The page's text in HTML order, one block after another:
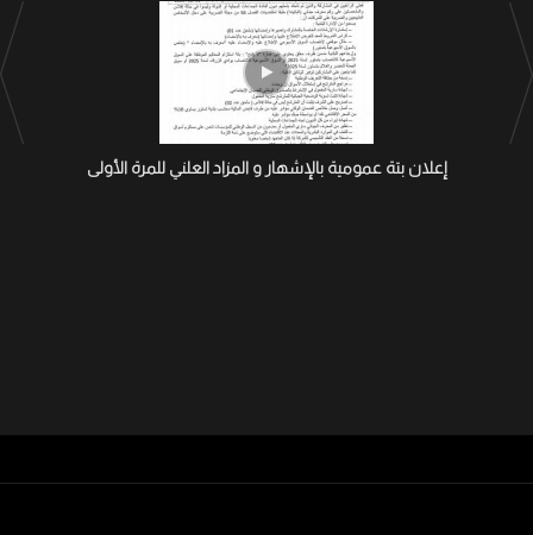
إعلان بتة عمومية بالإشهار و المزاد العلني للمرة الأولى